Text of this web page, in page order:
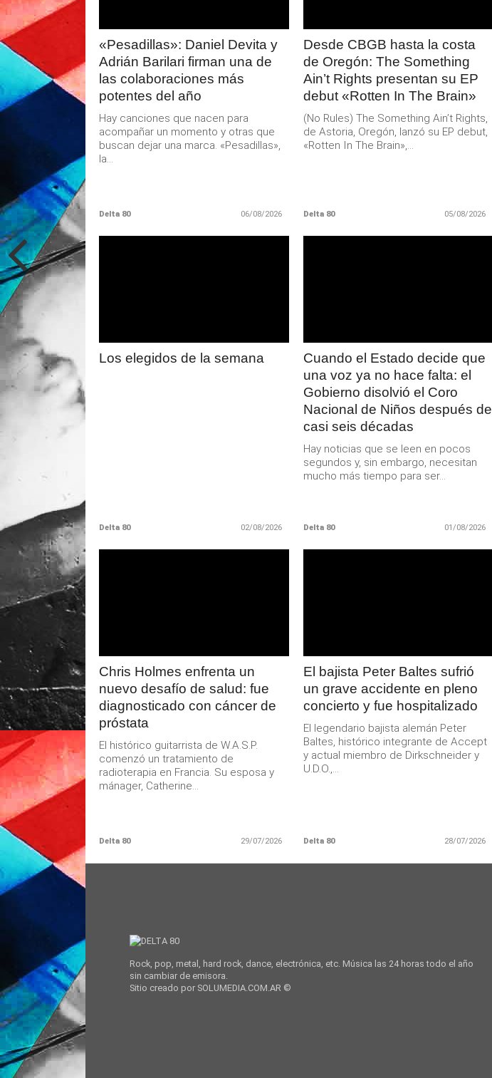
«Pesadillas»: Daniel Devita y
Adrián Barilari firman una de
las colaboraciones más
potentes del año
Hay canciones que nacen para
acompañar un momento y otras que
buscan dejar una marca. «Pesadillas»,
la...
Delta 80 06/08/2026
Desde CBGB hasta la costa
de Oregón: The Something
Ain’t Rights presentan su EP
debut «Rotten In The Brain»
(No Rules) The Something Ain’t Rights,
de Astoria, Oregón, lanzó su EP debut,
«Rotten In The Brain»,...
Delta 80 05/08/2026
Los elegidos de la semana
Delta 80 02/08/2026
Cuando el Estado decide que
una voz ya no hace falta: el
Gobierno disolvió el Coro
Nacional de Niños después de
casi seis décadas
Hay noticias que se leen en pocos
segundos y, sin embargo, necesitan
mucho más tiempo para ser...
Delta 80 01/08/2026
Chris Holmes enfrenta un
nuevo desafío de salud: fue
diagnosticado con cáncer de
próstata
El histórico guitarrista de W.A.S.P.
comenzó un tratamiento de
radioterapia en Francia. Su esposa y
mánager, Catherine...
Delta 80 29/07/2026
El bajista Peter Baltes sufrió
un grave accidente en pleno
concierto y fue hospitalizado
El legendario bajista alemán Peter
Baltes, histórico integrante de Accept
y actual miembro de Dirkschneider y
U.D.O.,...
Delta 80 28/07/2026
Rock, pop, metal, hard rock, dance, electrónica, etc. Música las 24 horas todo el año
sin cambiar de emisora.
Sitio creado por SOLUMEDIA.COM.AR ©